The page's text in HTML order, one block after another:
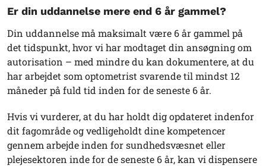
Er din uddannelse mere end 6 år gammel?
Din uddannelse må maksimalt være 6 år gammel på
det tidspunkt, hvor vi har modtaget din ansøgning om
autorisation – med mindre du kan dokumentere, at du
har arbejdet som optometrist svarende til mindst 12
måneder på fuld tid inden for de seneste 6 år.
Hvis vi vurderer, at du har holdt dig opdateret indenfor
dit fagområde og vedligeholdt dine kompetencer
gennem arbejde inden for sundhedsvæsnet eller
plejesektoren inde for de seneste 6 år, kan vi dispensere